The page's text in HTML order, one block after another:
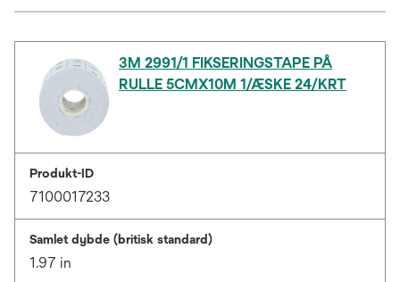
3M 2991/1 FIKSERINGSTAPE PÅ
RULLE 5CMX10M 1/ÆSKE 24/KRT
Produkt-ID
7100017233
Samlet dybde (britisk standard)
1.97 in